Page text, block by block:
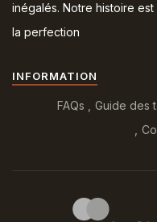
inégalés. Notre histoire
la perfection
INFORMATION
FAQs Guide des